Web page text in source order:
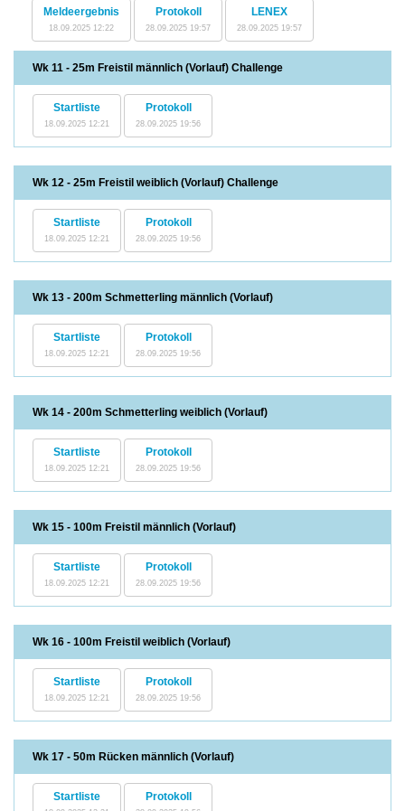
Meldeergebnis
18.09.2025 12:22
Protokoll
28.09.2025 19:57
LENEX
28.09.2025 19:57
Wk 11 - 25m Freistil männlich (Vorlauf) Challenge
Startliste
18.09.2025 12:21
Protokoll
28.09.2025 19:56
Wk 12 - 25m Freistil weiblich (Vorlauf) Challenge
Startliste
18.09.2025 12:21
Protokoll
28.09.2025 19:56
Wk 13 - 200m Schmetterling männlich (Vorlauf)
Startliste
18.09.2025 12:21
Protokoll
28.09.2025 19:56
Wk 14 - 200m Schmetterling weiblich (Vorlauf)
Startliste
18.09.2025 12:21
Protokoll
28.09.2025 19:56
Wk 15 - 100m Freistil männlich (Vorlauf)
Startliste
18.09.2025 12:21
Protokoll
28.09.2025 19:56
Wk 16 - 100m Freistil weiblich (Vorlauf)
Startliste
18.09.2025 12:21
Protokoll
28.09.2025 19:56
Wk 17 - 50m Rücken männlich (Vorlauf)
Startliste Protokoll